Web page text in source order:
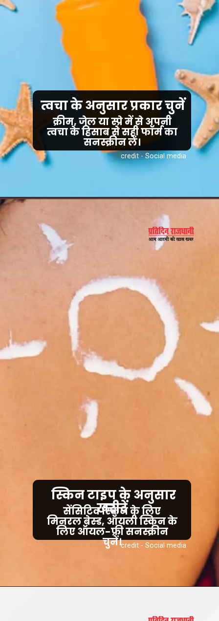
credit - Social media
क्रीम, जेल या स्प्रे में से अपनी
त्वचा के हिसाब से सही फॉर्म का
सनस्क्रीन लें।
त्वचा के अनुसार प्रकार चुनें
credit - Social media
सेंसिटिव स्किन के लिए
मिनरल बेस्ड, ऑयली स्किन के
लिए ऑयल-फ्री सनस्क्रीन
चुनें।
स्किन टाइप के अनुसार
खरीदें